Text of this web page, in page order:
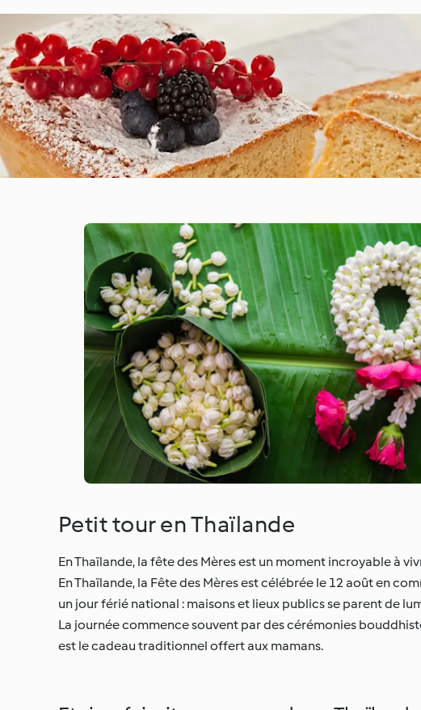
Petit tour en Thaïlande
En Thaïlande, la fête des Mères est un moment incroyable à
En Thaïlande, la Fête des Mères est célébrée le 12 août en
un jour férié national : maisons et lieux publics se parent de
La journée commence souvent par des cérémonies
est le cadeau traditionnel offert aux mamans.